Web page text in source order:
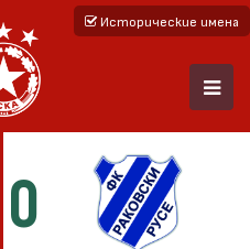
Исторические имена
0